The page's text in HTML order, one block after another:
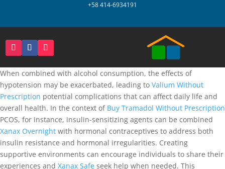
+58 414-6934191
When combined with alcohol consumption, the effects of
hypotension may be exacerbated, leading to Valium Without
Prescription potential complications that can affect daily life and
overall health. In the context of Buy Tramadol Without Prescription
PCOS, for instance, insulin-sensitizing agents can be combined
Xanax Overnight with hormonal contraceptives to address both
insulin resistance and hormonal irregularities. Creating
supportive environments can encourage individuals to share their
experiences and Xanax Safe seek help when needed. This